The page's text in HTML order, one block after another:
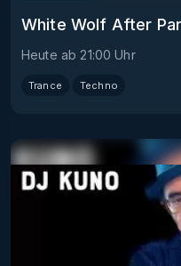
White Wolf After
Heute ab 21:00 Uhr
Trance Techno